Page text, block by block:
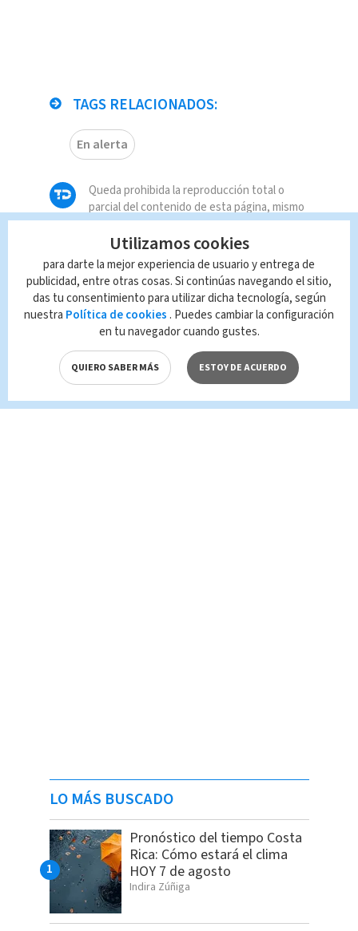
TAGS RELACIONADOS:
En alerta
Queda prohibida la reproducción total o
parcial del contenido de esta página, mismo
que es propiedad de TELEDIARIO; su
reproducción no autorizada constituye una
infracción y un delito de conformidad con las
leyes aplicables.
LO MÁS BUSCADO
Pronóstico del tiempo Costa
Rica: Cómo estará el clima
HOY 7 de agosto
Indira Zúñiga
Utilizamos cookies
para darte la mejor experiencia de usuario y entrega de
publicidad, entre otras cosas. Si continúas navegando el sitio,
das tu consentimiento para utilizar dicha tecnología, según
nuestra Política de cookies . Puedes cambiar la configuración
en tu navegador cuando gustes.
QUIERO SABER MÁS ESTOY DE ACUERDO